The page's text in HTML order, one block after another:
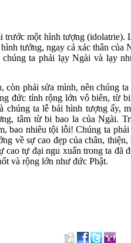
trước một hình tượng (idolatrie).
tướng, ngay cả xác thân của
ta phải lạy Ngài và lạy
còn phải sửa mình, nên chúng ta
đức tính rộng lớn vô biên, từ
chúng ta lễ bái hình tượng ấy,
tâm từ bi bao la của Ngài.
bao nhiêu tội lỗi! Chúng ta phải
về sự cao đẹp của chân, thiện,
cao tự đại ngu xuẩn trong ta đã
và rộng lớn như đức Phật.